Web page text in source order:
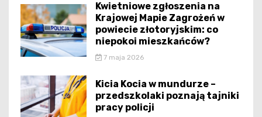
Kwietniowe zgłoszenia na
Krajowej Mapie Zagrożeń w
powiecie złotoryjskim: co
niepokoi mieszkańców?
7 maja 2026
Kicia Kocia w mundurze –
przedszkolaki poznają tajniki
pracy policji